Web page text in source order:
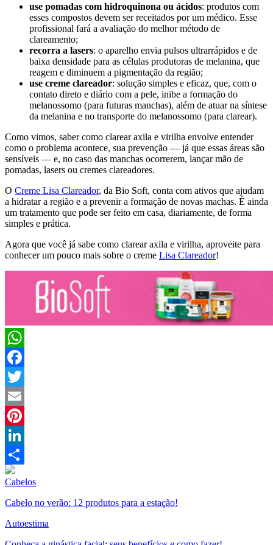
use pomadas com hidroquinona ou ácidos: produtos com
esses compostos devem ser receitados por um médico. Esse
profissional fará a avaliação do melhor método de
clareamento;
recorra a lasers: o aparelho envia pulsos ultrarrápidos e de
baixa densidade para as células produtoras de melanina, que
reagem e diminuem a pigmentação da região;
use creme clareador: solução simples e eficaz, que, com o
contato direto e diário com a pele, inibe a formação do
melanossomo (para futuras manchas), além de atuar na síntese
da melanina e no transporte do melanossomo (para clarear).
Como vimos, saber como clarear axila e virilha envolve entender
como o problema acontece, sua prevenção — já que essas áreas são
sensíveis — e, no caso das manchas ocorrerem, lançar mão de
pomadas, lasers ou cremes clareadores.
O Creme Lisa Clareador, da Bio Soft, conta com ativos que ajudam
a hidratar a região e a prevenir a formação de novas machas. É ainda
um tratamento que pode ser feito em casa, diariamente, de forma
simples e prática.
Agora que você já sabe como clarear axila e virilha, aproveite para
conhecer um pouco mais sobre o creme Lisa Clareador!
WhatsApp
Facebook
Twitter
Email
Pinterest
LinkedIn
Compartilhar
Cabelos
Cabelo no verão: 12 produtos para a estação!
Autoestima